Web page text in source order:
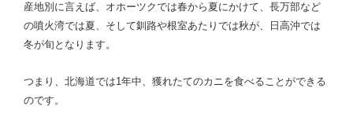
産地別に言えば、オホーツクでは春から夏にかけて、長万部など
の噴火湾では夏、そして釧路や根室あたりでは秋が、日高沖では
冬が旬となります。
つまり、北海道では1年中、獲れたてのカニを食べることができる
のです。